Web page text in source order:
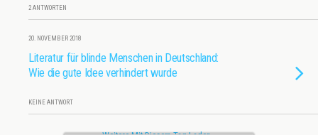
2 ANTWORTEN
20. NOVEMBER 2018
Literatur für blinde Menschen in Deutschland:
Wie die gute Idee verhindert wurde
KEINE ANTWORT